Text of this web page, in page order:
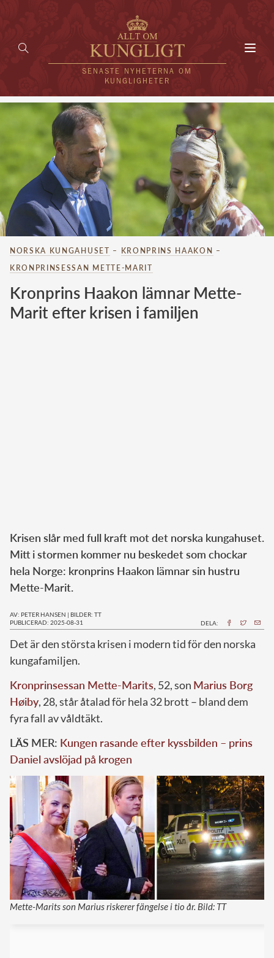
SENASTE NYHETERNA OM
KUNGLIGHETER
KUNGAFAMILJEN
UTLÄNDSKT
KÄNDISAR
VÄRLDENS KUNGAHUS
Svenska kungahuset
Brittiska kungahuset
Norska kungahuset
Danska kungahuset
REDAKTION
NORSKA KUNGAHUSET – KRONPRINS HAAKON –
KRONPRINSESSAN METTE-MARIT
Kronprins Haakon lämnar Mette-
Marit efter krisen i familjen
Krisen slår med full kraft mot det norska kungahuset.
Mitt i stormen kommer nu beskedet som chockar
hela Norge: kronprins Haakon lämnar sin hustru
Mette-Marit.
AV: PETER HANSEN | BILDER: TT
PUBLICERAD: 2025-08-31
DELA:
Det är den största krisen i modern tid för den norska
kungafamiljen.
Kronprinsessan Mette-Marits, 52, son Marius Borg
Høiby, 28, står åtalad för hela 32 brott – bland dem
fyra fall av våldtäkt.
LÄS MER: Kungen rasande efter kyssbilden – prins
Daniel avslöjad på krogen
Mette-Marits son Marius riskerer fängelse i tio år. Bild: TT